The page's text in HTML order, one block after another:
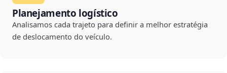
Planejamento logístico
Analisamos cada trajeto para definir a melhor estratégia
de deslocamento do veículo.